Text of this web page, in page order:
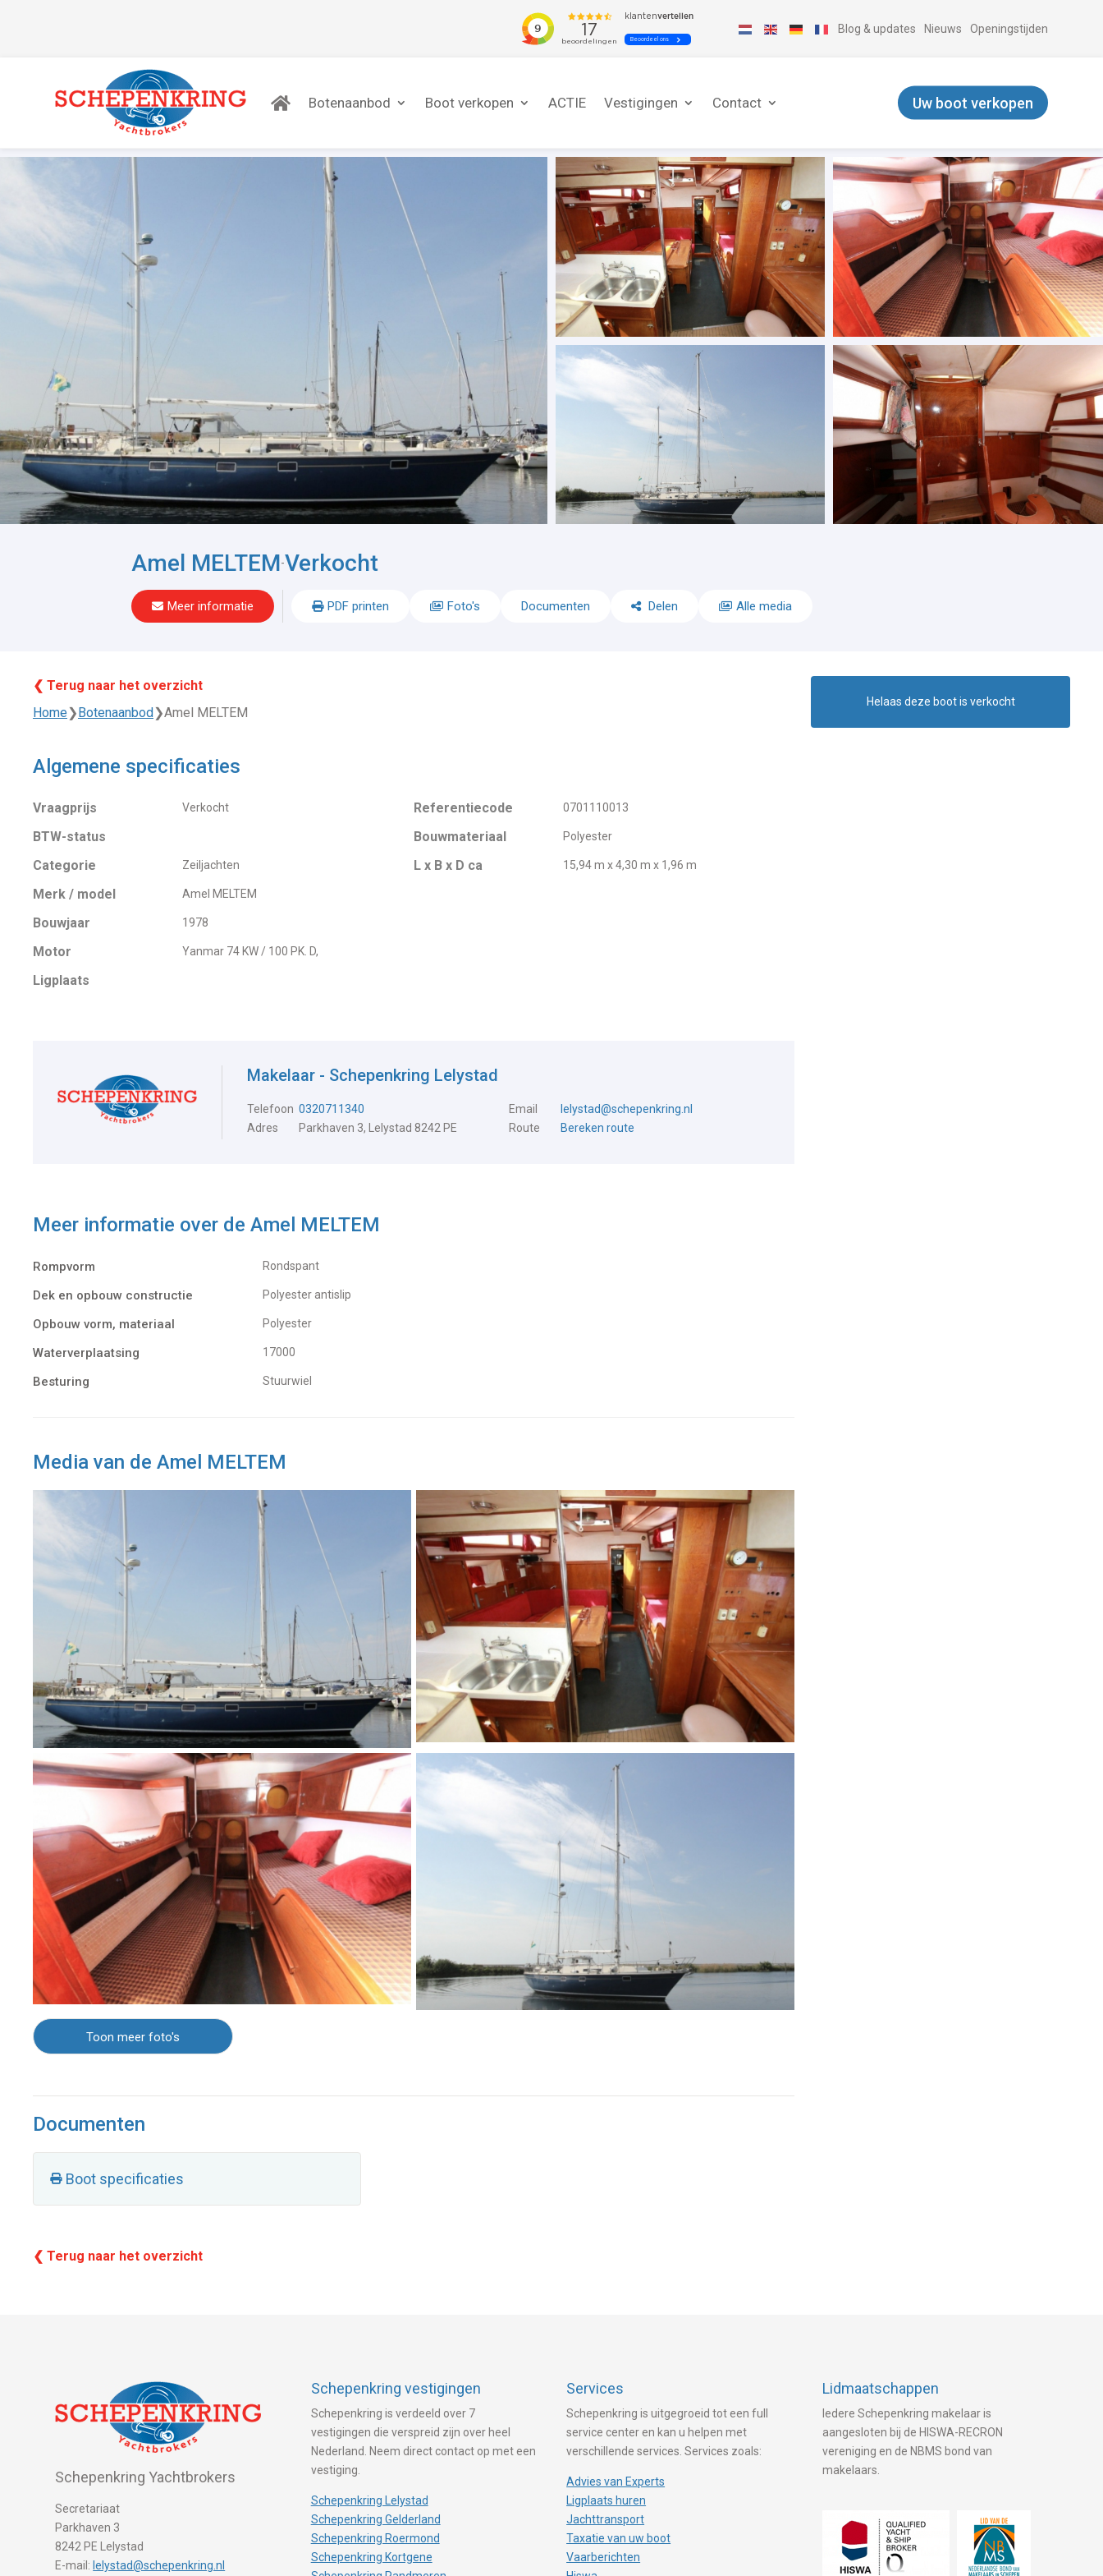
Blog & updates Nieuws Openingstijden
Botenaanbod Boot verkopen ACTIE Vestigingen Contact Uw boot verkopen
Amel MELTEM-Verkocht
Meer informatie PDF printen Foto's Documenten Delen Alle media
❮ Terug naar het overzicht
Home❯Botenaanbod❯Amel MELTEM
Algemene specificaties
Vraagprijs Verkocht
BTW-status
Categorie
Zeiljachten
Merk / model Amel MELTEM
Bouwjaar 1978
Motor Yanmar 74 KW / 100 PK. D,
Ligplaats
Referentiecode 0701110013
Bouwmateriaal Polyester
L x B x D ca 15,94 m x 4,30 m x 1,96 m
Makelaar - Schepenkring Lelystad
Telefoon 0320711340 Email
lelystad@schepenkring.nl
Adres
Parkhaven 3, Lelystad 8242 PE Route Bereken route
Meer informatie over de Amel MELTEM
Rompvorm Rondspant
Dek en opbouw constructie Polyester antislip
Opbouw vorm, materiaal Polyester
Waterverplaatsing 17000
Besturing Stuurwiel
Media van de Amel MELTEM
Toon meer foto's
Documenten
Boot specificaties
❮ Terug naar het overzicht
Helaas deze boot is verkocht
Schepenkring Yachtbrokers
Secretariaat
Parkhaven 3
8242 PE Lelystad
E-mail: lelystad@schepenkring.nl
Schepenkring vestigingen
Schepenkring is verdeeld over 7
vestigingen die verspreid zijn over heel
Nederland. Neem direct contact op met een
vestiging.
Schepenkring Lelystad
Schepenkring Gelderland
Schepenkring Roermond
Schepenkring Kortgene
Services
Schepenkring is uitgegroeid tot een full
service center en kan u helpen met
verschillende services. Services zoals:
Advies van Experts
Ligplaats huren
Jachttransport
Taxatie van uw boot
Vaarberichten
Lidmaatschappen
Iedere Schepenkring makelaar is
aangesloten bij de HISWA-RECRON
vereniging en de NBMS bond van
makelaars.